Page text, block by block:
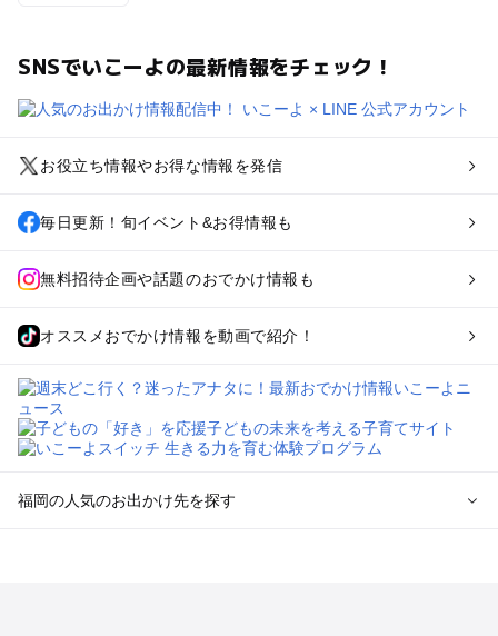
SNSでいこーよの最新情報をチェック！
お役立ち情報やお得な情報を発信
毎日更新！旬イベント&お得情報も
無料招待企画や話題のおでかけ情報も
オススメおでかけ情報を動画で紹介！
福岡の人気のお出かけ先を探す